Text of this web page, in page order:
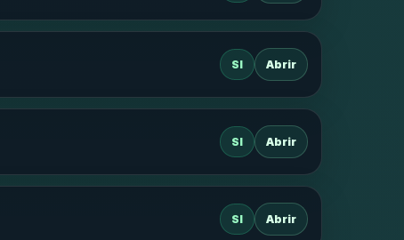
SI Abrir
SI Abrir
SI Abrir